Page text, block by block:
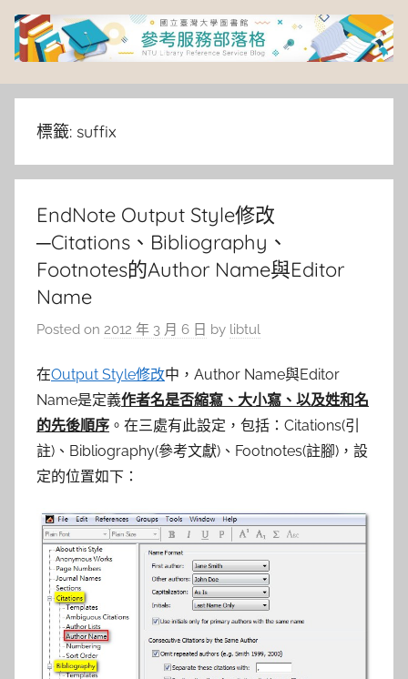
Skip
content
臺
灣
大
學
圖
書
館
參
考
務
標籤: suffix
EndNote Output Style修改
─Citations、Bibliography、
Footnotes的Author Name與Editor
Name
Posted on 2012 年 3 月 6 日 by libtul
在Output Style修改中，Author Name與Editor
Name是定義作者名是否縮寫、大小寫、以及姓和名
的先後順序 。在三處有此設定，包括：Citations(引
註)、Bibliography(參考文獻)、Footnotes(註腳)，設
定的位置如下：